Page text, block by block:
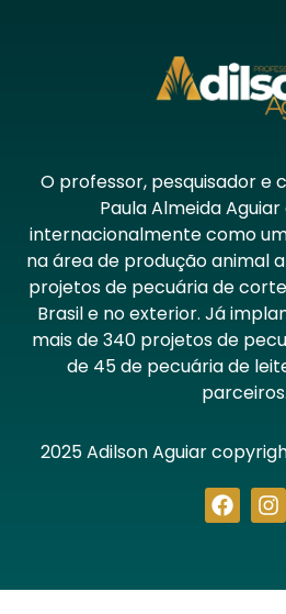
O professor, pesquisador e
Paula Almeida
internacionalmente como
na área de produção animal
projetos de pecuária de corte
Brasil e no exterior. Já
mais de 340 projetos de
de 45 de pecuária de
parceiros.
2025 Adilson Aguiar